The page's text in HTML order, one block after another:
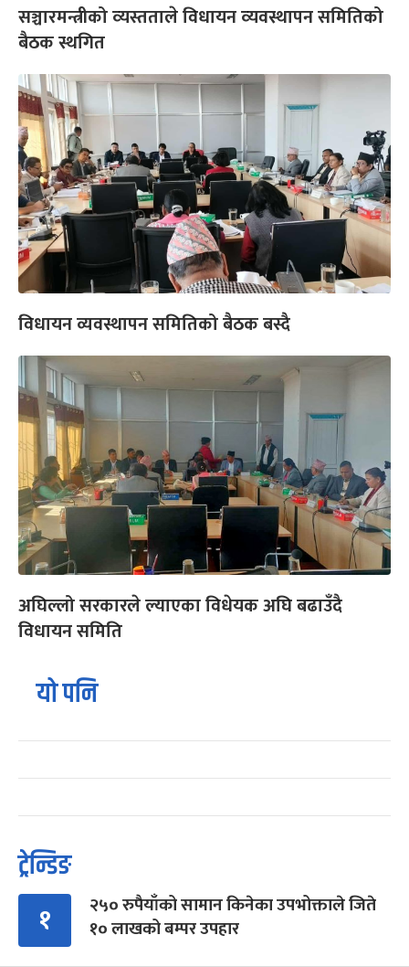
सञ्चारमन्त्रीको व्‍यस्तताले विधायन व्‍यवस्थापन समितिको
बैठक स्थगित
विधायन व्यवस्थापन समितिको बैठक बस्दै
अघिल्लो सरकारले ल्याएका विधेयक अघि बढाउँदै
विधायन समिति
यो पनि
ट्रेन्डिङ
१
२५० रुपैयाँको सामान किनेका उपभोक्ताले जिते
१० लाखको बम्पर उपहार